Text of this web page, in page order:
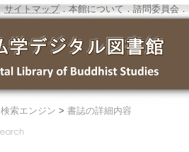
サイトマップ．本館について ． 諮問委員会 ．
検索エンジン > 書誌の詳細内容